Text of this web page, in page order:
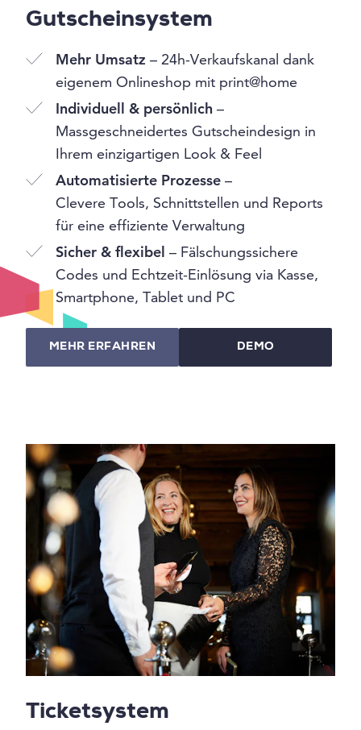
Gutscheinsystem
Mehr Umsatz – 24h-Verkaufskanal dank
eigenem Onlineshop mit print@home
Individuell & persönlich –
Massgeschneidertes Gutscheindesign in
Ihrem einzigartigen Look & Feel
Automatisierte Prozesse –
Clevere Tools, Schnittstellen und Reports
für eine effiziente Verwaltung
Sicher & flexibel – Fälschungssichere
Codes und Echtzeit-Einlösung via Kasse,
Smartphone, Tablet und PC
MEHR ERFAHREN DEMO
Ticketsystem